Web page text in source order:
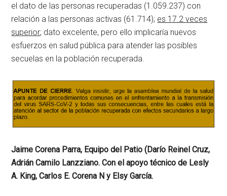
el dato de las personas recuperadas (1.059.237) con
relación a las personas activas (61.714); es 17.2veces
superior; dato excelente, pero ello implicaría nuevos
esfuerzos en salud pública para atender las posibles
secuelas en la población recuperada.
Jaime Corena Parra, Equipo del Patio (Darío Reinel Cruz,
Adrián Camilo Lanzziano. Con el apoyo técnico de Lesly
A. King, Carlos E. Corena N y Elsy García.